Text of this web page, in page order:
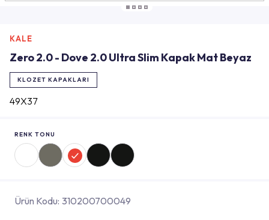
KALE
Zero 2.0 - Dove 2.0 Ultra Slim Kapak Mat Beyaz
KLOZET KAPAKLARI
49X37
RENK TONU
Ürün Kodu: 310200700049